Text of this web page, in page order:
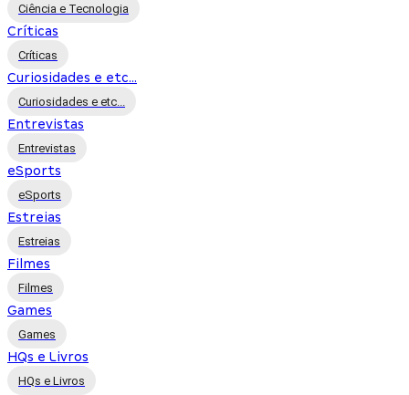
Ciência e Tecnologia
Críticas
Críticas
Curiosidades e etc...
Curiosidades e etc...
Entrevistas
Entrevistas
eSports
eSports
Estreias
Estreias
Filmes
Filmes
Games
Games
HQs e Livros
HQs e Livros